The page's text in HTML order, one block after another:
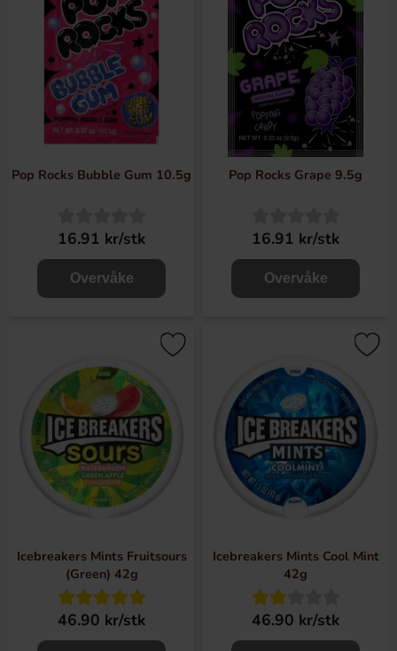
Pop Rocks Bubble Gum 10.5g
16.91 kr/stk
Overvåke
Pop Rocks Grape 9.5g
16.91 kr/stk
Overvåke
Icebreakers Mints Fruitsours
(Green) 42g
46.90 kr/stk
Icebreakers Mints Cool Mint
42g
46.90 kr/stk